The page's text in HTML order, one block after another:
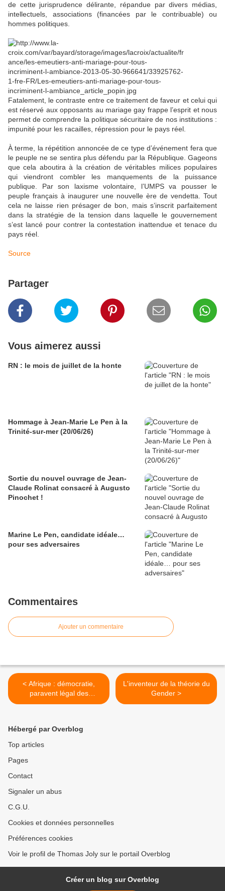
de cette jurisprudence délirante, répandue par divers médias,
intellectuels, associations (financées par le contribuable) ou
hommes politiques.
Fatalement, le contraste entre ce traitement de faveur et celui qui
est réservé aux opposants au mariage gay frappe l’esprit et nous
permet de comprendre la politique sécuritaire de nos institutions :
impunité pour les racailles, répression pour le pays réel.
À terme, la répétition annoncée de ce type d’événement fera que
le peuple ne se sentira plus défendu par la République. Gageons
que cela aboutira à la création de véritables milices populaires
qui viendront combler les manquements de la puissance
publique. Par son laxisme volontaire, l’UMPS va pousser le
peuple français à inaugurer une nouvelle ère de vendetta. Tout
cela ne laisse rien présager de bon, mais s’inscrit parfaitement
dans la stratégie de la tension dans laquelle le gouvernement
s’est lancé pour contrer la contestation inattendue et tenace du
pays réel.
Source
Partager
Vous aimerez aussi
RN : le mois de juillet de la honte
Hommage à Jean-Marie Le Pen à la
Trinité-sur-mer (20/06/26)
Sortie du nouvel ouvrage de Jean-
Claude Rolinat consacré à Augusto
Pinochet !
Marine Le Pen, candidate idéale…
pour ses adversaires
Commentaires
Ajouter un commentaire
< Afrique : démocratie,
paravent légal des
dictatures ethniques
L'inventeur de la théorie du
Gender >
Hébergé par Overblog
Top articles
Pages
Contact
Signaler un abus
C.G.U.
Cookies et données personnelles
Préférences cookies
Voir le profil de Thomas Joly sur le portail Overblog
Créer un blog sur Overblog